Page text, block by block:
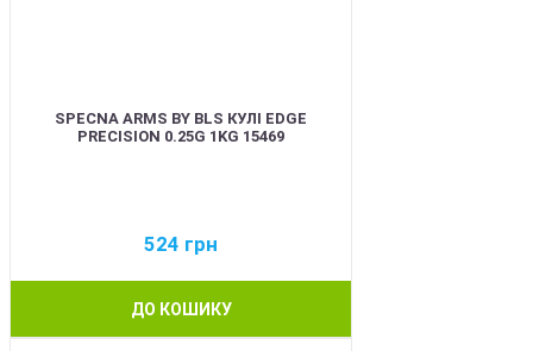
SPECNA ARMS BY BLS КУЛІ EDGE
PRECISION 0.25G 1KG 15469
524 грн
ДО КОШИКУ